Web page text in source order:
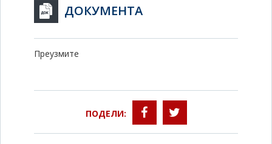
ДОКУМЕНТА
Преузмите
ПОДЕЛИ: